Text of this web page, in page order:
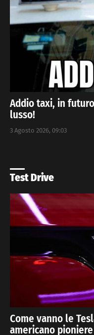
Addio taxi, in
lusso!
3 Agosto 2026, 09:03
Test Drive
Come vanno le
americano